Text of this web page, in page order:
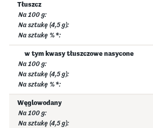
Tłuszcz
w tym kwasy tłuszczowe nasycone
Węglowodany